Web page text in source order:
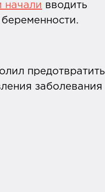
начали вводить
предотвратить
заболевания